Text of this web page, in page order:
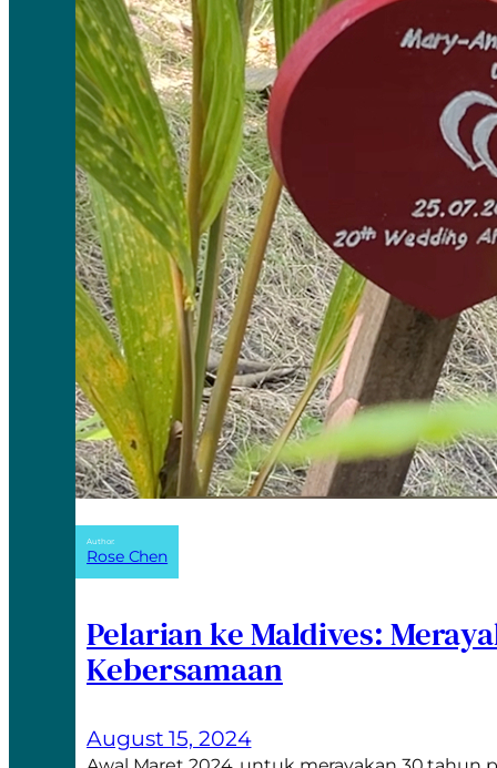
Author:
Rose Chen
Pelarian ke Maldives:
Kebersamaan
August 15, 2024